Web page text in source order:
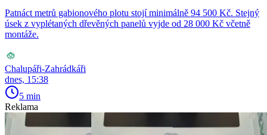
Patnáct metrů gabionového plotu stojí minimálně 94 500 Kč. Stejný
úsek z vyplétaných dřevěných panelů vyjde od 28 000 Kč včetně
montáže.
Chalupáři-Zahrádkáři
dnes, 15:38
5 min
Reklama